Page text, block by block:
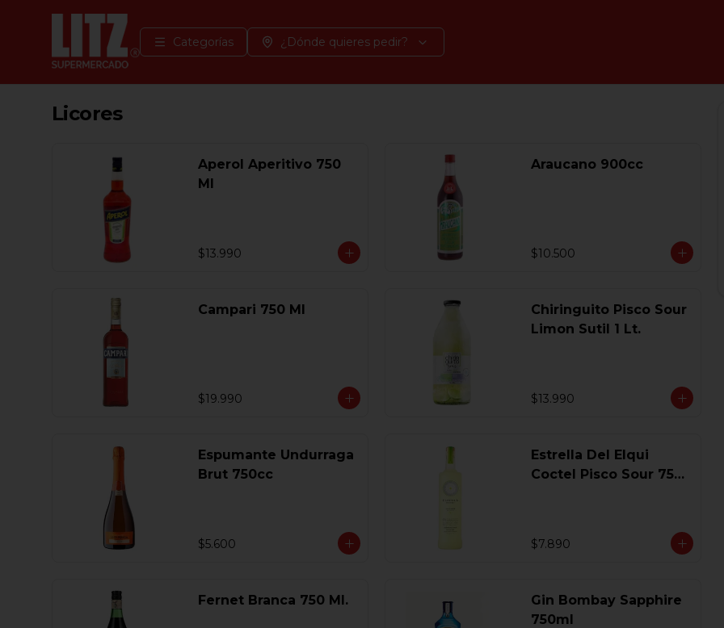
Categorías ¿Dónde quieres pedir?
Licores
Aperol Aperitivo 750
Ml
$13.990
Araucano 900cc
$10.500
Campari 750 Ml
$19.990
Chiringuito Pisco Sour
Limon Sutil 1 Lt.
$13.990
Espumante Undurraga
Brut 750cc
$5.600
Estrella Del Elqui
Coctel Pisco Sour 750
$7.890
Fernet Branca 750 Ml.
Gin Bombay Sapphire
750ml